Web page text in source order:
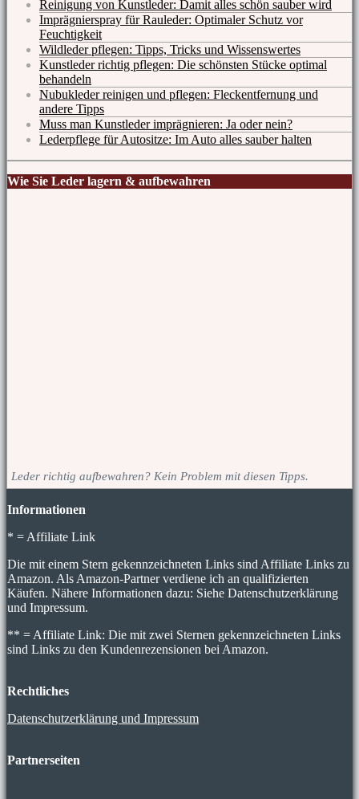
Reinigung von Kunstleder: Damit alles schön sauber wird
Imprägnierspray für Rauleder: Optimaler Schutz vor
Feuchtigkeit
Wildleder pflegen: Tipps, Tricks und Wissenswertes
Kunstleder richtig pflegen: Die schönsten Stücke optimal
behandeln
Nubukleder reinigen und pflegen: Fleckentfernung und
andere Tipps
Muss man Kunstleder imprägnieren: Ja oder nein?
Lederpflege für Autositze: Im Auto alles sauber halten
Wie Sie Leder lagern & aufbewahren
Leder richtig aufbewahren? Kein Problem mit diesen Tipps.
Informationen
* = Affiliate Link
Die mit einem Stern gekennzeichneten Links sind Affiliate Links zu
Amazon. Als Amazon-Partner verdiene ich an qualifizierten
Käufen. Nähere Informationen dazu: Siehe Datenschutzerklärung
und Impressum.
** = Affiliate Link: Die mit zwei Sternen gekennzeichneten Links
sind Links zu den Kundenrezensionen bei Amazon.
Rechtliches
Datenschutzerklärung und Impressum
Partnerseiten